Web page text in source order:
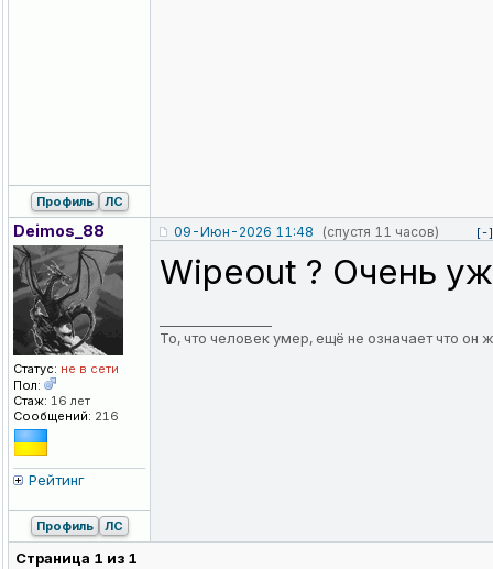
Профиль ЛС
Deimos_88
Статус: не в сети
Пол:
Стаж: 16 лет
Сообщений: 216
Рейтинг
09-Июн-2026 11:48 (спустя 11 часов) [-]
Wipeout ? Очень
То, что человек умер, ещё не означает что он
Профиль ЛС
Страница 1 из 1